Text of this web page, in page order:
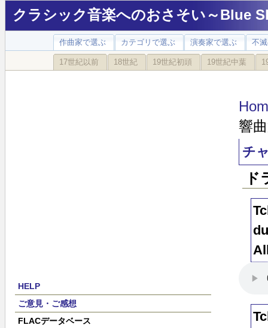
クラシック音楽へのおさそい～Blue
作曲家で選ぶ カテゴリで選ぶ 演奏家で選ぶ 不
17世紀以前 18世紀 19世紀初頭 19世紀中葉
HELP
ご意見・ご感想
FLACデータベース
響
チ